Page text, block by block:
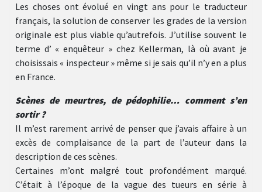
Les choses ont évolué en vingt ans pour le traducteur
français, la solution de conserver les grades de la version
originale est plus viable qu’autrefois. J’utilise souvent le
terme d’ « enquêteur » chez Kellerman, là où avant je
choisissais « inspecteur » même si je sais qu’il n’y en a plus
en France.
Scènes de meurtres, de pédophilie… comment s’en
sortir ?
Il m’est rarement arrivé de penser que j’avais affaire à un
excès de complaisance de la part de l’auteur dans la
description de ces scènes.
Certaines m’ont malgré tout profondément marqué.
C’était à l’époque de la vague des tueurs en série à